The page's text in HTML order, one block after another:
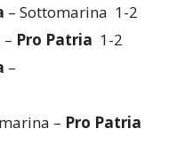
– Sottomarina 1-2
Pro Patria 1-2
–
– Pro Patria